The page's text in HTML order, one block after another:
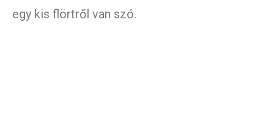
egy kis flörtről van szó.